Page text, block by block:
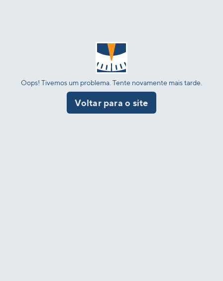
Oops! Tivemos um problema. Tente novamente mais tarde.
Voltar para o site